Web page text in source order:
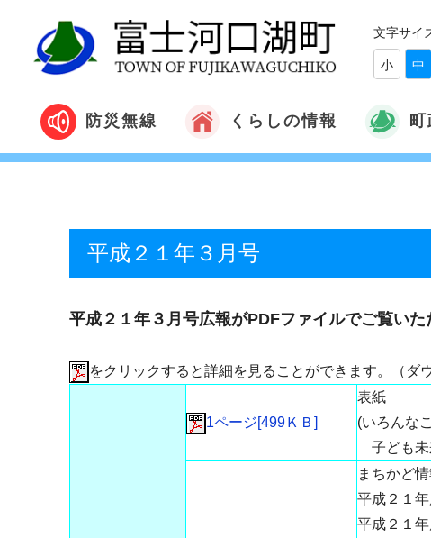
文字サイ
小 中
防災無線 くらしの情報 町
平成２１年３月号
平成２１年３月号広報がPDFファイルでご覧いた
をクリックすると詳細を見ることができます。（ダ
1ページ[499ＫＢ]
表紙
(いろんな
子ども未
まちかど
平成２１
平成２１